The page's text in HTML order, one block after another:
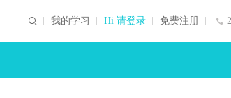
我的学习 Hi 请登录 免费注册